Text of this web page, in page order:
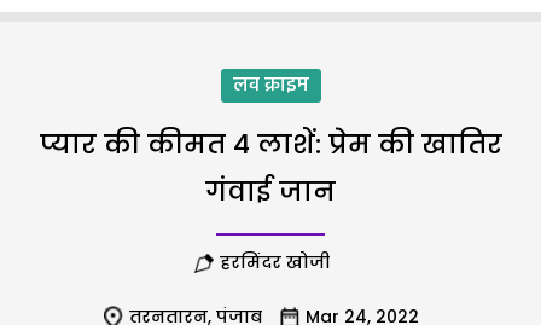
लव क्राइम
प्यार की कीमत 4 लाशें: प्रेम की खातिर
गंवाई जान
हरमिंदर खोजी
तरनतारन, पंजाब Mar 24, 2022